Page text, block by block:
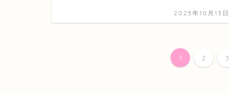
2025年10月13日
1 2 3